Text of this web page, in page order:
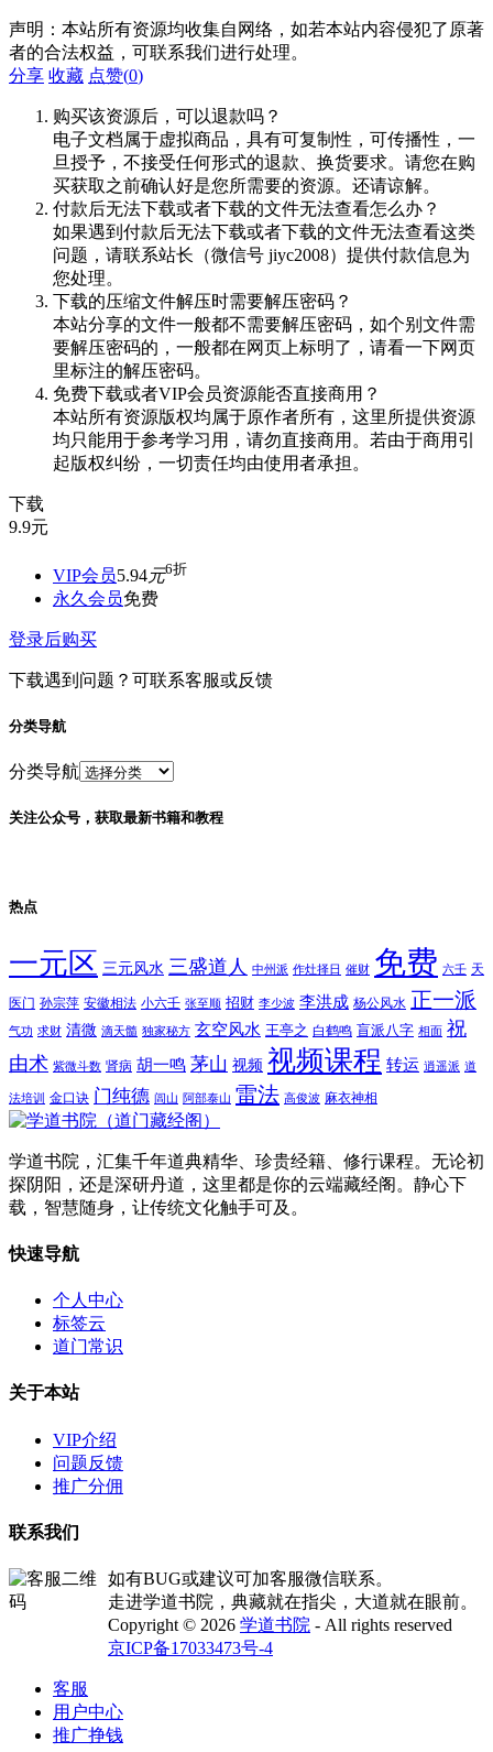
声明：本站所有资源均收集自网络，如若本站内容侵犯了原著
者的合法权益，可联系我们进行处理。
分享 收藏 点赞(0)
购买该资源后，可以退款吗？
电子文档属于虚拟商品，具有可复制性，可传播性，一
旦授予，不接受任何形式的退款、换货要求。请您在购
买获取之前确认好是您所需要的资源。还请谅解。
付款后无法下载或者下载的文件无法查看怎么办？
如果遇到付款后无法下载或者下载的文件无法查看这类
问题，请联系站长（微信号 jiyc2008）提供付款信息为
您处理。
下载的压缩文件解压时需要解压密码？
本站分享的文件一般都不需要解压密码，如个别文件需
要解压密码的，一般都在网页上标明了，请看一下网页
里标注的解压密码。
免费下载或者VIP会员资源能否直接商用？
本站所有资源版权均属于原作者所有，这里所提供资源
均只能用于参考学习用，请勿直接商用。若由于商用引
起版权纠纷，一切责任均由使用者承担。
下载
9.9元
VIP会员5.94元6折
永久会员免费
登录后购买
下载遇到问题？可联系客服或反馈
分类导航
分类导航
关注公众号，获取最新书籍和教程
热点
一元区 三元风水 三盛道人 中州派 作灶择日 催财 免费 六壬 天
医门 孙宗萍 安徽相法 小六壬 张至顺 招财 李少波 李洪成 杨公风水 正一派
气功 求财 清微 滴天髓 独家秘方 玄空风水 王亭之 白鹤鸣 盲派八字 相面 祝
由术 紫微斗数 肾病 胡一鸣 茅山 视频 视频课程 转运 逍遥派 道
法培训 金口诀 门纯德 闾山 阿部泰山 雷法 高俊波 麻衣神相
学道书院，汇集千年道典精华、珍贵经籍、修行课程。无论初
探阴阳，还是深研丹道，这里都是你的云端藏经阁。静心下
载，智慧随身，让传统文化触手可及。
快速导航
个人中心
标签云
道门常识
关于本站
VIP介绍
问题反馈
推广分佣
联系我们
如有BUG或建议可加客服微信联系。
走进学道书院，典藏就在指尖，大道就在眼前。
Copyright © 2026 学道书院 - All rights reserved
京ICP备17033473号-4
客服
用户中心
推广挣钱